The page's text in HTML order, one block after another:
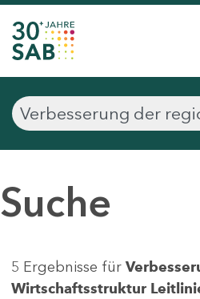
Suche
5 Ergebnisse für
Wirtschaftsstruktur